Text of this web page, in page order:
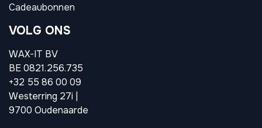
Cadeaubonnen
VOLG ONS
WAX-IT BV
BE 0821.256.735
+32 55 86 00 09
Westerring 27i |
9700 Oudenaarde